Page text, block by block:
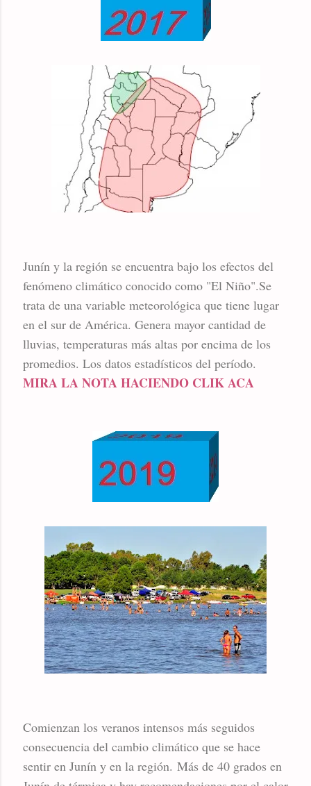
Junín y la región se encuentra bajo los efectos del
fenómeno climático conocido como "El Niño".Se
trata de una variable meteorológica que tiene lugar
en el sur de América. Genera mayor cantidad de
lluvias, temperaturas más altas por encima de los
promedios. Los datos estadísticos del período.
MIRA LA NOTA HACIENDO CLIK ACA
Comienzan los veranos intensos más seguidos
consecuencia del cambio climático que se hace
sentir en Junín y en la región. Más de 40 grados en